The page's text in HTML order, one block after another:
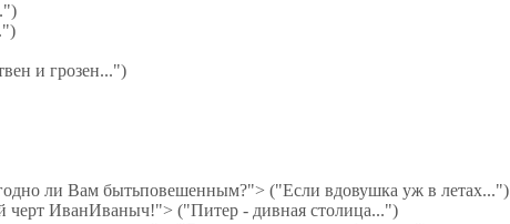
и грозен...")
ли Вам бытьповешенным?"> ("Если вдовушка уж в летах...")
черт ИванИваныч!"> ("Питер - дивная столица...")